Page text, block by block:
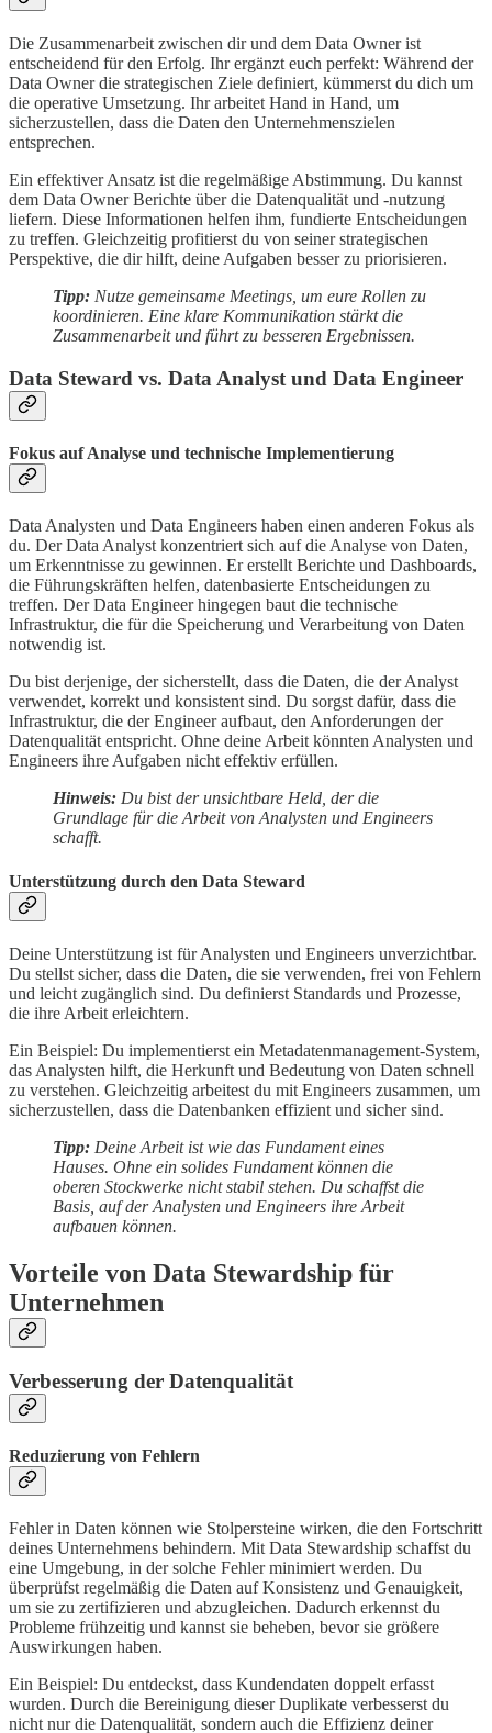
Die Zusammenarbeit zwischen dir und dem Data Owner ist
entscheidend für den Erfolg. Ihr ergänzt euch perfekt: Während der
Data Owner die strategischen Ziele definiert, kümmerst du dich um
die operative Umsetzung. Ihr arbeitet Hand in Hand, um
sicherzustellen, dass die Daten den Unternehmenszielen
entsprechen.
Ein effektiver Ansatz ist die regelmäßige Abstimmung. Du kannst
dem Data Owner Berichte über die Datenqualität und -nutzung
liefern. Diese Informationen helfen ihm, fundierte Entscheidungen
zu treffen. Gleichzeitig profitierst du von seiner strategischen
Perspektive, die dir hilft, deine Aufgaben besser zu priorisieren.
Tipp: Nutze gemeinsame Meetings, um eure Rollen zu
koordinieren. Eine klare Kommunikation stärkt die
Zusammenarbeit und führt zu besseren Ergebnissen.
Data Steward vs. Data Analyst und Data Engineer
Fokus auf Analyse und technische Implementierung
Data Analysten und Data Engineers haben einen anderen Fokus als
du. Der Data Analyst konzentriert sich auf die Analyse von Daten,
um Erkenntnisse zu gewinnen. Er erstellt Berichte und Dashboards,
die Führungskräften helfen, datenbasierte Entscheidungen zu
treffen. Der Data Engineer hingegen baut die technische
Infrastruktur, die für die Speicherung und Verarbeitung von Daten
notwendig ist.
Du bist derjenige, der sicherstellt, dass die Daten, die der Analyst
verwendet, korrekt und konsistent sind. Du sorgst dafür, dass die
Infrastruktur, die der Engineer aufbaut, den Anforderungen der
Datenqualität entspricht. Ohne deine Arbeit könnten Analysten und
Engineers ihre Aufgaben nicht effektiv erfüllen.
Hinweis: Du bist der unsichtbare Held, der die
Grundlage für die Arbeit von Analysten und Engineers
schafft.
Unterstützung durch den Data Steward
Deine Unterstützung ist für Analysten und Engineers unverzichtbar.
Du stellst sicher, dass die Daten, die sie verwenden, frei von Fehlern
und leicht zugänglich sind. Du definierst Standards und Prozesse,
die ihre Arbeit erleichtern.
Ein Beispiel: Du implementierst ein Metadatenmanagement-System,
das Analysten hilft, die Herkunft und Bedeutung von Daten schnell
zu verstehen. Gleichzeitig arbeitest du mit Engineers zusammen, um
sicherzustellen, dass die Datenbanken effizient und sicher sind.
Tipp: Deine Arbeit ist wie das Fundament eines
Hauses. Ohne ein solides Fundament können die
oberen Stockwerke nicht stabil stehen. Du schaffst die
Basis, auf der Analysten und Engineers ihre Arbeit
aufbauen können.
Vorteile von Data Stewardship für
Unternehmen
Verbesserung der Datenqualität
Reduzierung von Fehlern
Fehler in Daten können wie Stolpersteine wirken, die den Fortschritt
deines Unternehmens behindern. Mit Data Stewardship schaffst du
eine Umgebung, in der solche Fehler minimiert werden. Du
überprüfst regelmäßig die Daten auf Konsistenz und Genauigkeit,
um sie zu zertifizieren und abzugleichen. Dadurch erkennst du
Probleme frühzeitig und kannst sie beheben, bevor sie größere
Auswirkungen haben.
Ein Beispiel: Du entdeckst, dass Kundendaten doppelt erfasst
wurden. Durch die Bereinigung dieser Duplikate verbesserst du
nicht nur die Datenqualität, sondern auch die Effizienz deiner